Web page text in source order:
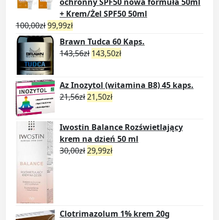
+ Krem/Żel SPF50 50ml
100,00zł99,99zł
Brawn Tudca 60 Kaps.
143,56zł 143,50zł
Az Inozytol (witamina B8) 45 kaps.
21,56zł21,50zł
Iwostin Balance Rozświetlający
krem na dzień 50 ml
30,00zł29,99zł
Clotrimazolum 1% krem 20g